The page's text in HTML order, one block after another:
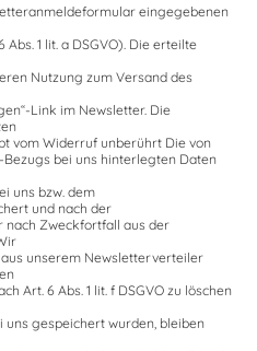
eingegebenen
1 lit. a DSGVO). Die erteilte
Nutzung zum Versand des
Link im Newsletter. Die
vom Widerruf unberührt Die von
bei uns hinterlegten Daten
uns bzw. dem
und nach der
nach Zweckfortfall aus der
unserem Newsletterverteiler
Art. 6 Abs. 1 lit. f DSGVO zu löschen
uns gespeichert wurden, bleiben